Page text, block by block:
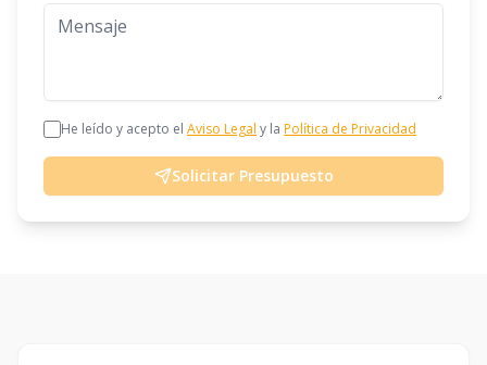
He leído y acepto el Aviso Legal y la Política de Privacidad
Solicitar Presupuesto